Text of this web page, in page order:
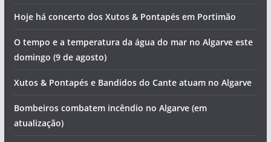
Hoje há concerto dos Xutos & Pontapés em Portimão
O tempo e a temperatura da água do mar no Algarve este
domingo (9 de agosto)
Xutos & Pontapés e Bandidos do Cante atuam no Algarve
Bombeiros combatem incêndio no Algarve (em
atualização)